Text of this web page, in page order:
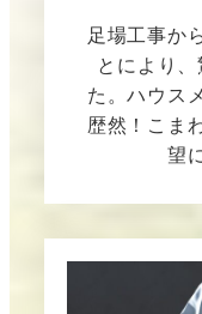
足場工事か
とにより
た。ハウス
歴然！こま
望